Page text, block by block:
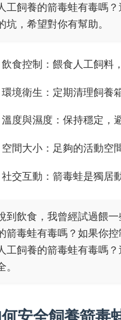
工飼養的箭毒蛙有毒嗎
坑，希望對你有幫助。
飲食控制：餵食人工飼料
環境衛生：定期清理飼養
溫度與濕度：保持穩定，
空間大小：足夠的活動空
社交互動：箭毒蛙是獨居
到飲食，我曾經試過餵
箭毒蛙有毒嗎？如果你
工飼養的箭毒蛙有毒嗎
。
安全飼養箭毒